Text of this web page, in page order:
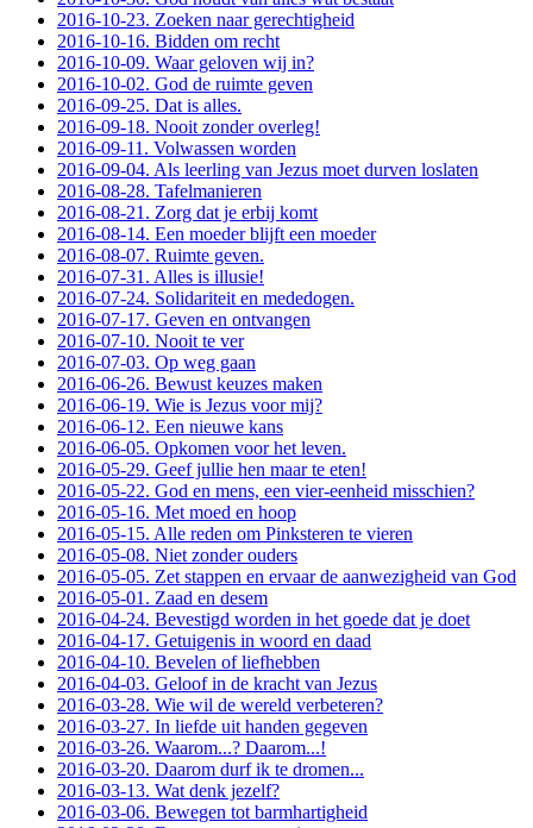
2016-10-23. Zoeken naar gerechtigheid
2016-10-16. Bidden om recht
2016-10-09. Waar geloven wij in?
2016-10-02. God de ruimte geven
2016-09-25. Dat is alles.
2016-09-18. Nooit zonder overleg!
2016-09-11. Volwassen worden
2016-09-04. Als leerling van Jezus moet durven loslaten
2016-08-28. Tafelmanieren
2016-08-21. Zorg dat je erbij komt
2016-08-14. Een moeder blijft een moeder
2016-08-07. Ruimte geven.
2016-07-31. Alles is illusie!
2016-07-24. Solidariteit en mededogen.
2016-07-17. Geven en ontvangen
2016-07-10. Nooit te ver
2016-07-03. Op weg gaan
2016-06-26. Bewust keuzes maken
2016-06-19. Wie is Jezus voor mij?
2016-06-12. Een nieuwe kans
2016-06-05. Opkomen voor het leven.
2016-05-29. Geef jullie hen maar te eten!
2016-05-22. God en mens, een vier-eenheid misschien?
2016-05-16. Met moed en hoop
2016-05-15. Alle reden om Pinksteren te vieren
2016-05-08. Niet zonder ouders
2016-05-05. Zet stappen en ervaar de aanwezigheid van God
2016-05-01. Zaad en desem
2016-04-24. Bevestigd worden in het goede dat je doet
2016-04-17. Getuigenis in woord en daad
2016-04-10. Bevelen of liefhebben
2016-04-03. Geloof in de kracht van Jezus
2016-03-28. Wie wil de wereld verbeteren?
2016-03-27. In liefde uit handen gegeven
2016-03-26. Waarom...? Daarom...!
2016-03-20. Daarom durf ik te dromen...
2016-03-13. Wat denk jezelf?
2016-03-06. Bewegen tot barmhartigheid